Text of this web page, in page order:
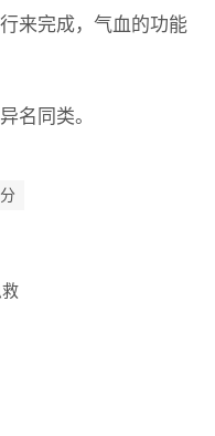
来完成，气血的功能
名同类。